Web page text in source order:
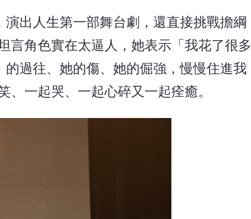
出人生第一部舞台劇，還直接挑戰擔綱
言角色實在太逼人，她表示「我花了很多
過往、她的傷、她的倔強，慢慢住進我
一起哭、一起心碎又一起痊癒。